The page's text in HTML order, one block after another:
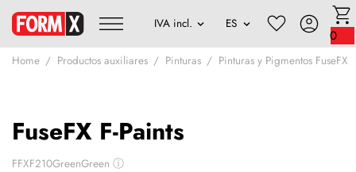
0
Home Productos auxiliares Pinturas Pinturas y Pigmentos FuseFX
FuseFX F-Paints
FFXF210GreenGreen ⓘ